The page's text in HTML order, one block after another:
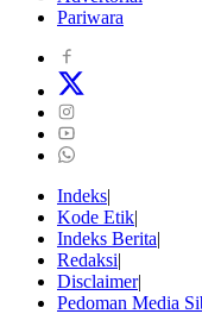
Pariwara
Indeks
Kode Etik
Indeks Berita
Redaksi
Disclaimer
Pedoman Media